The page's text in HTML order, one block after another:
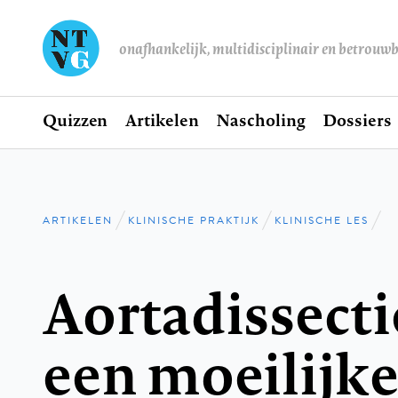
onafhankelijk, multidisciplinair en
Hoofdnavigatie
Home
Quizzen Artikelen Nascholing Dossiers
Kruimelpad
ARTIKELEN KLINISCHE PRAKTIJK KLINISCHE LES
een